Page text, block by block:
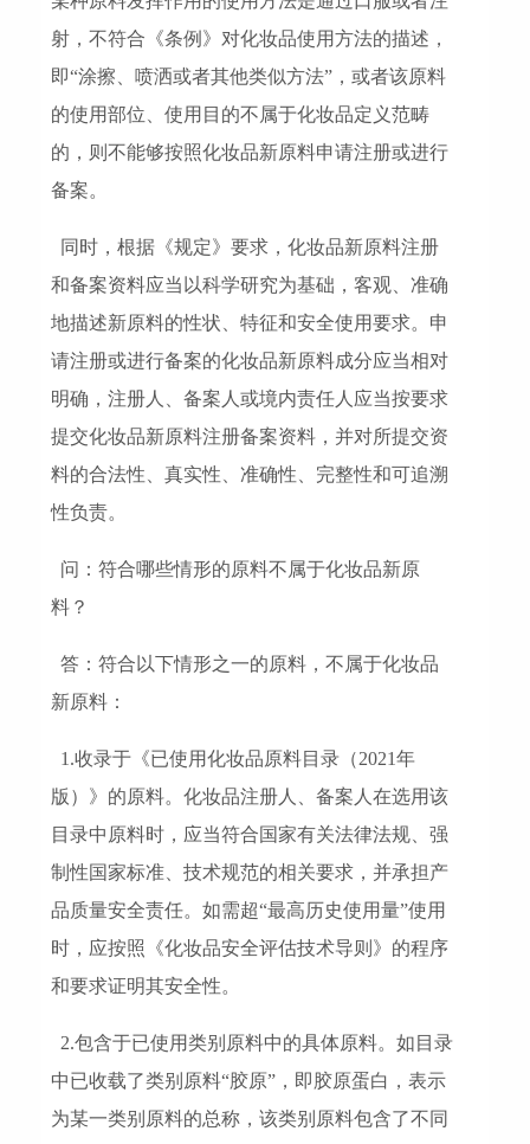
射，不符合《条例》对化妆品使用方法的描述，
即“涂擦、喷洒或者其他类似方法”，或者该原料
的使用部位、使用目的不属于化妆品定义范畴
的，则不能够按照化妆品新原料申请注册或进行
备案。
同时，根据《规定》要求，化妆品新原料注册
和备案资料应当以科学研究为基础，客观、准确
地描述新原料的性状、特征和安全使用要求。申
请注册或进行备案的化妆品新原料成分应当相对
明确，注册人、备案人或境内责任人应当按要求
提交化妆品新原料注册备案资料，并对所提交资
料的合法性、真实性、准确性、完整性和可追溯
性负责。
问：符合哪些情形的原料不属于化妆品新原
料？
答：符合以下情形之一的原料，不属于化妆品
新原料：
1.收录于《已使用化妆品原料目录（2021年
版）》的原料。化妆品注册人、备案人在选用该
目录中原料时，应当符合国家有关法律法规、强
制性国家标准、技术规范的相关要求，并承担产
品质量安全责任。如需超“最高历史使用量”使用
时，应按照《化妆品安全评估技术导则》的程序
和要求证明其安全性。
2.包含于已使用类别原料中的具体原料。如目录
中已收载了类别原料“胶原”，即胶原蛋白，表示
为某一类别原料的总称，该类别原料包含了不同